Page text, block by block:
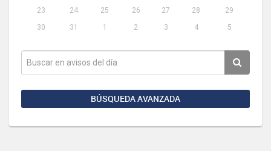
23
24 25 26 27 28
29
30
31 1 2 3 4 5
BÚSQUEDA AVANZADA